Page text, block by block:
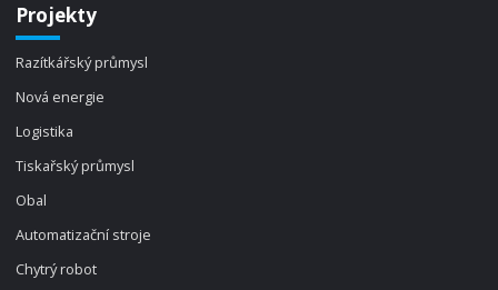
Projekty
Razítkářský průmysl
Nová energie
Logistika
Tiskařský průmysl
Obal
Automatizační stroje
Chytrý robot